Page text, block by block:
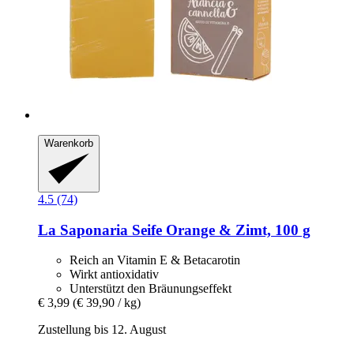
Warenkorb
4.5 (74)
La Saponaria Seife Orange & Zimt, 100 g
Reich an Vitamin E & Betacarotin
Wirkt antioxidativ
Unterstützt den Bräunungseffekt
€ 3,99 (€ 39,90 / kg)
Zustellung bis 12. August